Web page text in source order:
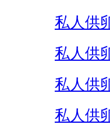
私人供
私人供
私人供
私人供